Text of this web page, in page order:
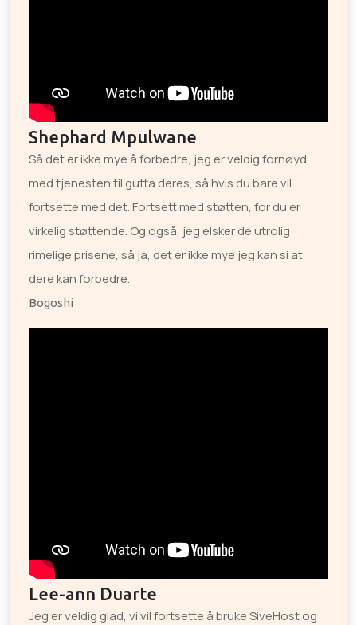
Shephard Mpulwane
Så det er ikke mye å forbedre, jeg er veldig fornøyd
med tjenesten til gutta deres, så hvis du bare vil
fortsette med det. Fortsett med støtten, for du er
virkelig støttende. Og også, jeg elsker de utrolig
rimelige prisene, så ja, det er ikke mye jeg kan si at
dere kan forbedre.
Bogoshi
Lee-ann Duarte
Jeg er veldig glad, vi vil fortsette å bruke SiveHost og